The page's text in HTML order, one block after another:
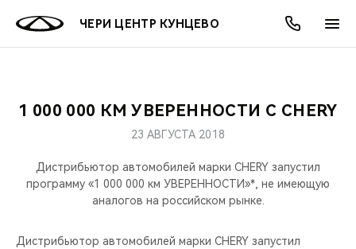
ЧЕРИ ЦЕНТР КУНЦЕВО
МОДЕЛИ
КРОССОВЕРЫ
ПОКУПАТЕЛЯМ
КРЕДИТ И СТРАХОВАНИЕ
ВЛАДЕЛЬЦАМ
ЗАПЧАСТИ И АКСЕССУАРЫ
ПОДДЕРЖКА
МИР CHERY
CHERY В СОЦСЕТЯХ
АКЦИИ
ОНЛАЙН СЕРВИСЫ
О КОМПАНИИ
МЫ В СОЦСЕТЯХ
1 000 000 КМ УВЕРЕННОСТИ С CHERY
23 АВГУСТА 2018
Дистрибьютор автомобилей марки CHERY запустил
программу «1 000 000 км УВЕРЕННОСТИ»*, не имеющую
аналогов на российском рынке.
Дистрибьютор автомобилей марки CHERY запустил